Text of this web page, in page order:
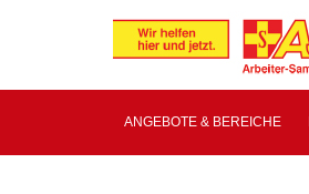
ANGEBOTE & BEREICHE